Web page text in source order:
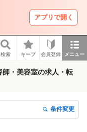
アプリで開く
検索 キープ 会員登録 メニュー
・美容室の求人・転
条件変更